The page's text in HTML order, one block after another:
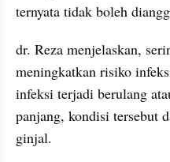
ternyata tidak boleh
dr. Reza menjelaskan,
meningkatkan risiko
infeksi terjadi berulang
panjang, kondisi tersebut
ginjal.